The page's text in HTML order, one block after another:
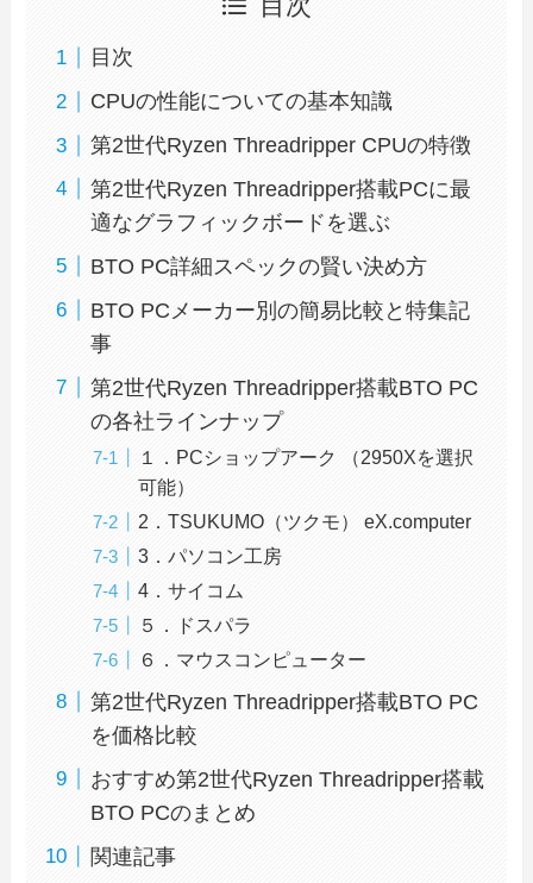
目次
目次
CPUの性能についての基本知識
第2世代Ryzen Threadripper CPUの特徴
第2世代Ryzen Threadripper搭載PCに最
適なグラフィックボードを選ぶ
BTO PC詳細スペックの賢い決め方
BTO PCメーカー別の簡易比較と特集記
事
第2世代Ryzen Threadripper搭載BTO PC
の各社ラインナップ
１．PCショップアーク （2950Xを選択
可能）
2．TSUKUMO（ツクモ） eX.computer
3．パソコン工房
4．サイコム
５．ドスパラ
６．マウスコンピューター
第2世代Ryzen Threadripper搭載BTO PC
を価格比較
おすすめ第2世代Ryzen Threadripper搭載
BTO PCのまとめ
関連記事